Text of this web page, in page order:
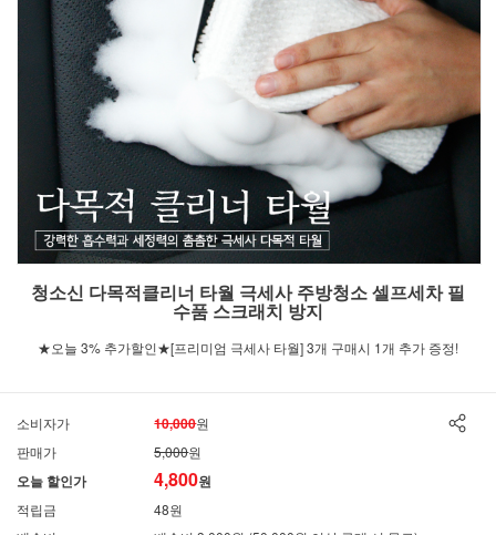
청소신 다목적클리너 타월 극세사 주방청소 셀프세차 필
수품 스크래치 방지
★오늘 3% 추가할인★[프리미엄 극세사 타월] 3개 구매시 1개 추가 증정!
소비자가 10,000원
판매가
5,000원
오늘 할인가 4,800원
적립금
48원